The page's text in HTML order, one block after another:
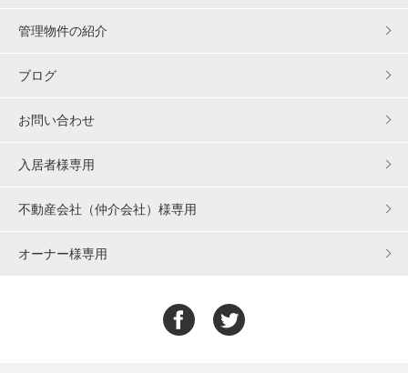
管理物件の紹介
ブログ
お問い合わせ
入居者様専用
不動産会社（仲介会社）様専用
オーナー様専用